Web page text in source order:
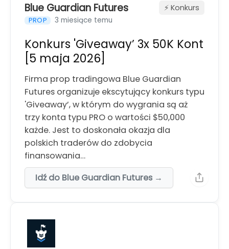
Blue Guardian Futures
PROP 3 miesiące temu
⚡️ Konkurs
Konkurs 'Giveaway’ 3x 50K Kont
[5 maja 2026]
Firma prop tradingowa Blue Guardian
Futures organizuje ekscytujący konkurs typu
'Giveaway’, w którym do wygrania są aż
trzy konta typu PRO o wartości $50,000
każde. Jest to doskonała okazja dla
polskich traderów do zdobycia
finansowania…
Idź do Blue Guardian Futures →